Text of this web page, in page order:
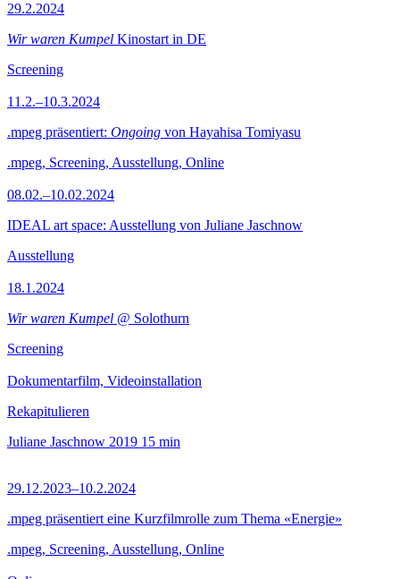
29.2.2024
Wir waren Kumpel Kinostart in DE
Screening
11.2.–10.3.2024
.mpeg präsentiert: Ongoing von Hayahisa Tomiyasu
.mpeg, Screening, Ausstellung, Online
08.02.–10.02.2024
IDEAL art space: Ausstellung von Juliane Jaschnow
Ausstellung
18.1.2024
Wir waren Kumpel @ Solothurn
Screening
Dokumentarfilm, Videoinstallation
Rekapitulieren
Juliane Jaschnow 2019 15 min
29.12.2023–10.2.2024
.mpeg präsentiert eine Kurzfilmrolle zum Thema «Energie»
.mpeg, Screening, Ausstellung, Online